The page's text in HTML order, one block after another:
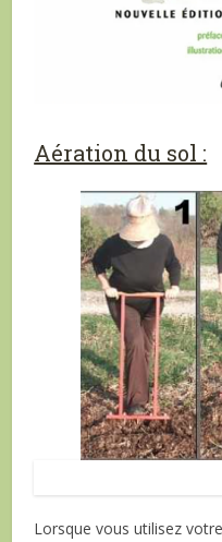
Aération du sol :
Lorsque vous utilisez